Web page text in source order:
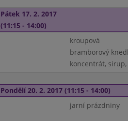
Pátek 17. 2. 2017
(11:15 - 14:00)
kroupová
bramborový
koncentrát,
Pondělí 20. 2. 2017 (11:15 - 14:00)
jarní prázdniny